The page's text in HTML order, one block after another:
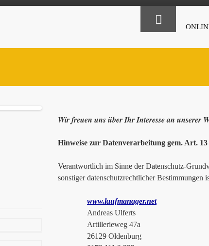
Wir freuen uns über Ihr Interesse an unserer
Hinweise zur Datenverarbeitung gem. Art.
Verantwortlich im Sinne der Datenschutz-
sonstiger datenschutzrechtlicher Bestimmungen
www.laufmanager.net
Andreas Ulferts
Artillerieweg 47a
26129 Oldenburg